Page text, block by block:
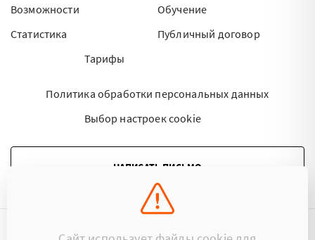
Возможности
Статистика
Тарифы
Обучение
Публичный договор
Политика обработки персональных данных
Выбор настроек cookie
НАПИСАТЬ ПИСЬМО
©2015 - 2026 Kartoteka.by Все права защищены.